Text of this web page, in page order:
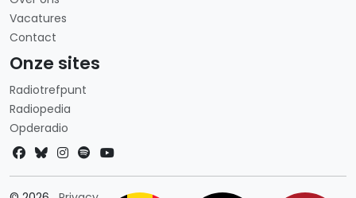
Vacatures
Contact
Onze sites
Radiotrefpunt
Radiopedia
Opderadio